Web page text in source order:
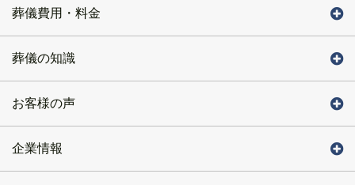
葬儀費用・料金
葬儀の知識
お客様の声
企業情報